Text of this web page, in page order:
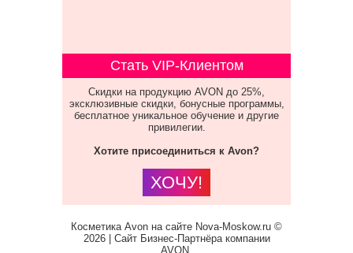
Стать VIP-Клиентом
Скидки на продукцию AVON до 25%,
эксклюзивные скидки, бонусные программы,
бесплатное уникальное обучение и другие
привилегии.
Хотите присоединиться к Avon?
ХОЧУ!
Косметика Avon на сайте Nova-Moskow.ru ©
2026 | Сайт Бизнес-Партнёра компании
AVON.